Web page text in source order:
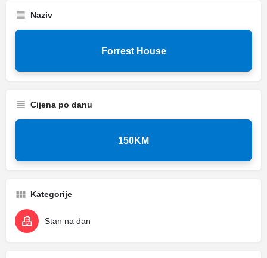
Naziv
Forrest House
Cijena po danu
150KM
Kategorije
Stan na dan